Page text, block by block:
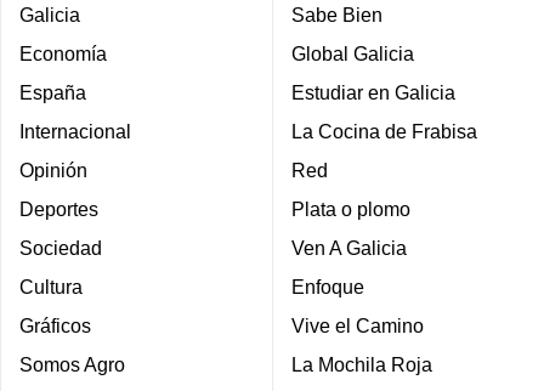
Galicia
Economía
España
Internacional
Opinión
Deportes
Sociedad
Cultura
Gráficos
Somos Agro
Sabe Bien
Global Galicia
Estudiar en Galicia
La Cocina de Frabisa
Red
Plata o plomo
Ven A Galicia
Enfoque
Vive el Camino
La Mochila Roja